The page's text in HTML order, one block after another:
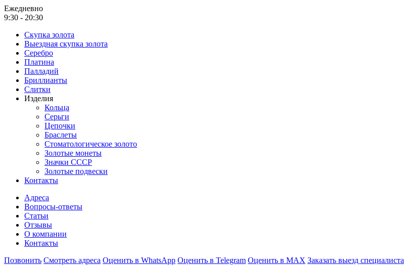
Ежедневно
9:30 - 20:30
Скупка золота
Выездная скупка золота
Серебро
Платина
Палладий
Бриллианты
Слитки
Изделия
Кольца
Серьги
Цепочки
Браслеты
Стоматологическое золото
Золотые монеты
Значки СССР
Золотые подвески
Контакты
Адреса
Вопросы-ответы
Статьи
Отзывы
О компании
Контакты
Позвонить Смотреть адреса Оценить в WhatsApp Оценить в Telegram Оценить в MAX Заказать выезд специалиста